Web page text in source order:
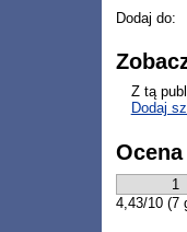
Dodaj do:
Z tą
Dodaj
Ocena
1
4,43/10 (7